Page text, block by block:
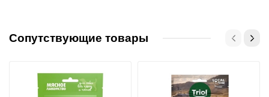
Сопутствующие товары